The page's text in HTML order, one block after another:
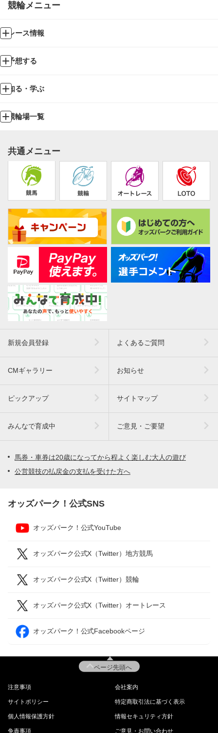
競輪メニュー
レース情報
予想する
知る・学ぶ
競輪場一覧
共通メニュー
新規会員登録 よくあるご質問
CMギャラリー お知らせ
ピックアップ サイトマップ
みんなで育成中 ご意見・ご要望
馬券・車券は20歳になってから程よく楽しむ大人の遊び
公営競技の払戻金の支払を受けた方へ
オッズパーク！公式SNS
オッズパーク！公式YouTube
オッズパーク公式X（Twitter）地方競馬
オッズパーク公式X（Twitter）競輪
オッズパーク公式X（Twitter）オートレース
オッズパーク！公式Facebookページ
ページ先頭へ
注意事項 会社案内
サイトポリシー 特定商取引法に基づく表示
個人情報保護方針 情報セキュリティ方針
免責事項 ご意見・お問い合わせ